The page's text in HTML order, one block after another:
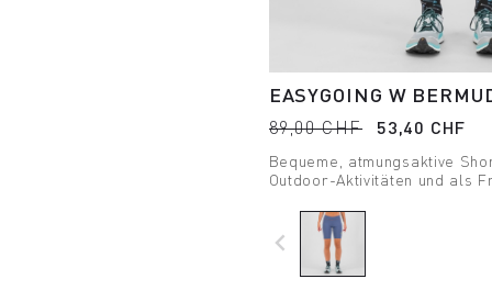
EASYGOING W
89,00 CHF 53,40 CHF
Bequeme, atmungsaktive
Outdoor-Aktivitäten und als
bietet UV-Schutz.
navigate_before